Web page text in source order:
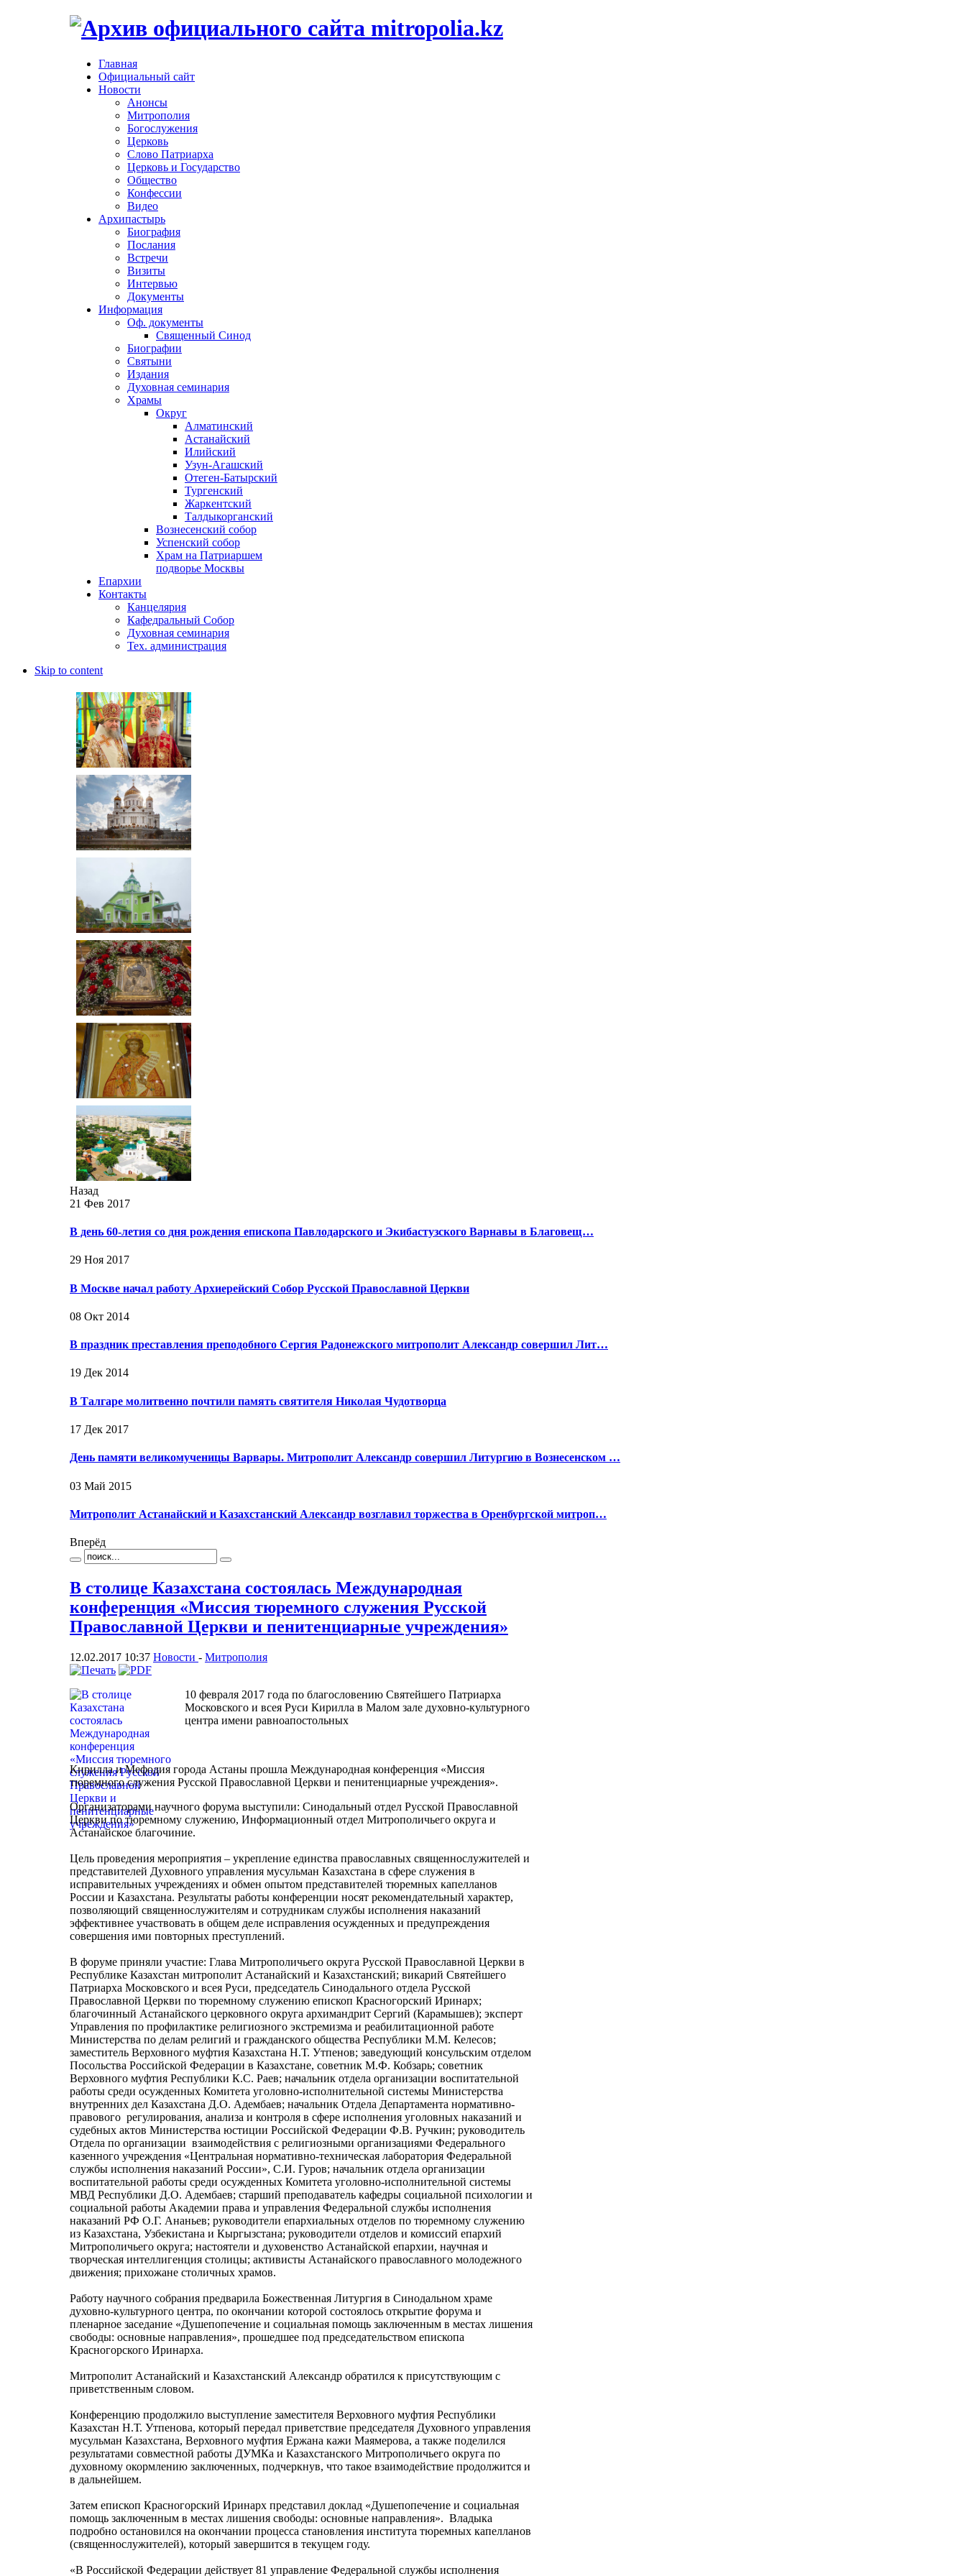
Главная
Официальный сайт
Новости
Анонсы
Митрополия
Богослужения
Церковь
Слово Патриарха
Церковь и Государство
Общество
Конфессии
Видео
Архипастырь
Биография
Послания
Встречи
Визиты
Интервью
Документы
Информация
Оф. документы
Священный Синод
Биографии
Святыни
Издания
Духовная семинария
Храмы
Округ
Алматинский
Астанайский
Илийский
Узун-Агашский
Отеген-Батырский
Тургенский
Жаркентский
Талдыкорганский
Вознесенский собор
Успенский собор
Храм на Патриаршем
подворье Москвы
Епархии
Контакты
Канцелярия
Кафедральный Собор
Духовная семинария
Тех. администрация
Skip to content
Назад
21 Фев 2017
В день 60-летия со дня рождения епископа Павлодарского и Экибастузского Варнавы в Благовещ…
29 Ноя 2017
В Москве начал работу Архиерейский Собор Русской Православной Церкви
08 Окт 2014
В праздник преставления преподобного Сергия Радонежского митрополит Александр совершил Лит…
19 Дек 2014
В Талгаре молитвенно почтили память святителя Николая Чудотворца
17 Дек 2017
День памяти великомученицы Варвары. Митрополит Александр совершил Литургию в Вознесенском …
03 Май 2015
Митрополит Астанайский и Казахстанский Александр возглавил торжества в Оренбургской митроп…
Вперёд
В столице Казахстана состоялась Международная
конференция «Миссия тюремного служения Русской
Православной Церкви и пенитенциарные учреждения»
12.02.2017 10:37 Новости - Митрополия
10 февраля 2017 года по благословению Святейшего Патриарха
Московского и всея Руси Кирилла в Малом зале духовно-культурного
центра имени равноапостольных
Кирилла и Мефодия города Астаны прошла Международная конференция «Миссия
тюремного служения Русской Православной Церкви и пенитенциарные учреждения».
Организаторами научного форума выступили: Синодальный отдел Русской Православной
Церкви по тюремному служению, Информационный отдел Митрополичьего округа и
Астанайское благочиние.
Цель проведения мероприятия – укрепление единства православных священнослужителей и
представителей Духовного управления мусульман Казахстана в сфере служения в
исправительных учреждениях и обмен опытом представителей тюремных капелланов
России и Казахстана. Результаты работы конференции носят рекомендательный характер,
позволяющий священнослужителям и сотрудникам службы исполнения наказаний
эффективнее участвовать в общем деле исправления осужденных и предупреждения
совершения ими повторных преступлений.
В форуме приняли участие: Глава Митрополичьего округа Русской Православной Церкви в
Республике Казахстан митрополит Астанайский и Казахстанский; викарий Святейшего
Патриарха Московского и всея Руси, председатель Синодального отдела Русской
Православной Церкви по тюремному служению епископ Красногорский Иринарх;
благочинный Астанайского церковного округа архимандрит Сергий (Карамышев); эксперт
Управления по профилактике религиозного экстремизма и реабилитационной работе
Министерства по делам религий и гражданского общества Республики М.М. Келесов;
заместитель Верховного муфтия Казахстана Н.Т. Утпенов; заведующий консульским отделом
Посольства Российской Федерации в Казахстане, советник М.Ф. Кобзарь; советник
Верховного муфтия Республики К.С. Раев; начальник отдела организации воспитательной
работы среди осужденных Комитета уголовно-исполнительной системы Министерства
внутренних дел Казахстана Д.О. Адембаев; начальник Отдела Департамента нормативно-
правового регулирования, анализа и контроля в сфере исполнения уголовных наказаний и
судебных актов Министерства юстиции Российской Федерации Ф.В. Ручкин; руководитель
Отдела по организации взаимодействия с религиозными организациями Федерального
казенного учреждения «Центральная нормативно-техническая лаборатория Федеральной
службы исполнения наказаний России», С.И. Гуров; начальник отдела организации
воспитательной работы среди осужденных Комитета уголовно-исполнительной системы
МВД Республики Д.О. Адембаев; старший преподаватель кафедры социальной психологии и
социальной работы Академии права и управления Федеральной службы исполнения
наказаний РФ О.Г. Ананьев; руководители епархиальных отделов по тюремному служению
из Казахстана, Узбекистана и Кыргызстана; руководители отделов и комиссий епархий
Митрополичьего округа; настоятели и духовенство Астанайской епархии, научная и
творческая интеллигенция столицы; активисты Астанайского православного молодежного
движения; прихожане столичных храмов.
Работу научного собрания предварила Божественная Литургия в Синодальном храме
духовно-культурного центра, по окончании которой состоялось открытие форума и
пленарное заседание «Душепопечение и социальная помощь заключенным в местах лишения
свободы: основные направления», прошедшее под председательством епископа
Красногорского Иринарха.
Митрополит Астанайский и Казахстанский Александр обратился к присутствующим с
приветственным словом.
Конференцию продолжило выступление заместителя Верховного муфтия Республики
Казахстан Н.Т. Утпенова, который передал приветствие председателя Духовного управления
мусульман Казахстана, Верховного муфтия Ержана кажи Маямерова, а также поделился
результатами совместной работы ДУМКа и Казахстанского Митрополичьего округа по
духовному окормлению заключенных, подчеркнув, что такое взаимодействие продолжится и
в дальнейшем.
Затем епископ Красногорский Иринарх представил доклад «Душепопечение и социальная
помощь заключенным в местах лишения свободы: основные направления». Владыка
подробно остановился на окончании процесса становления института тюремных капелланов
(священнослужителей), который завершится в текущем году.
«В Российской Федерации действует 81 управление Федеральной службы исполнения